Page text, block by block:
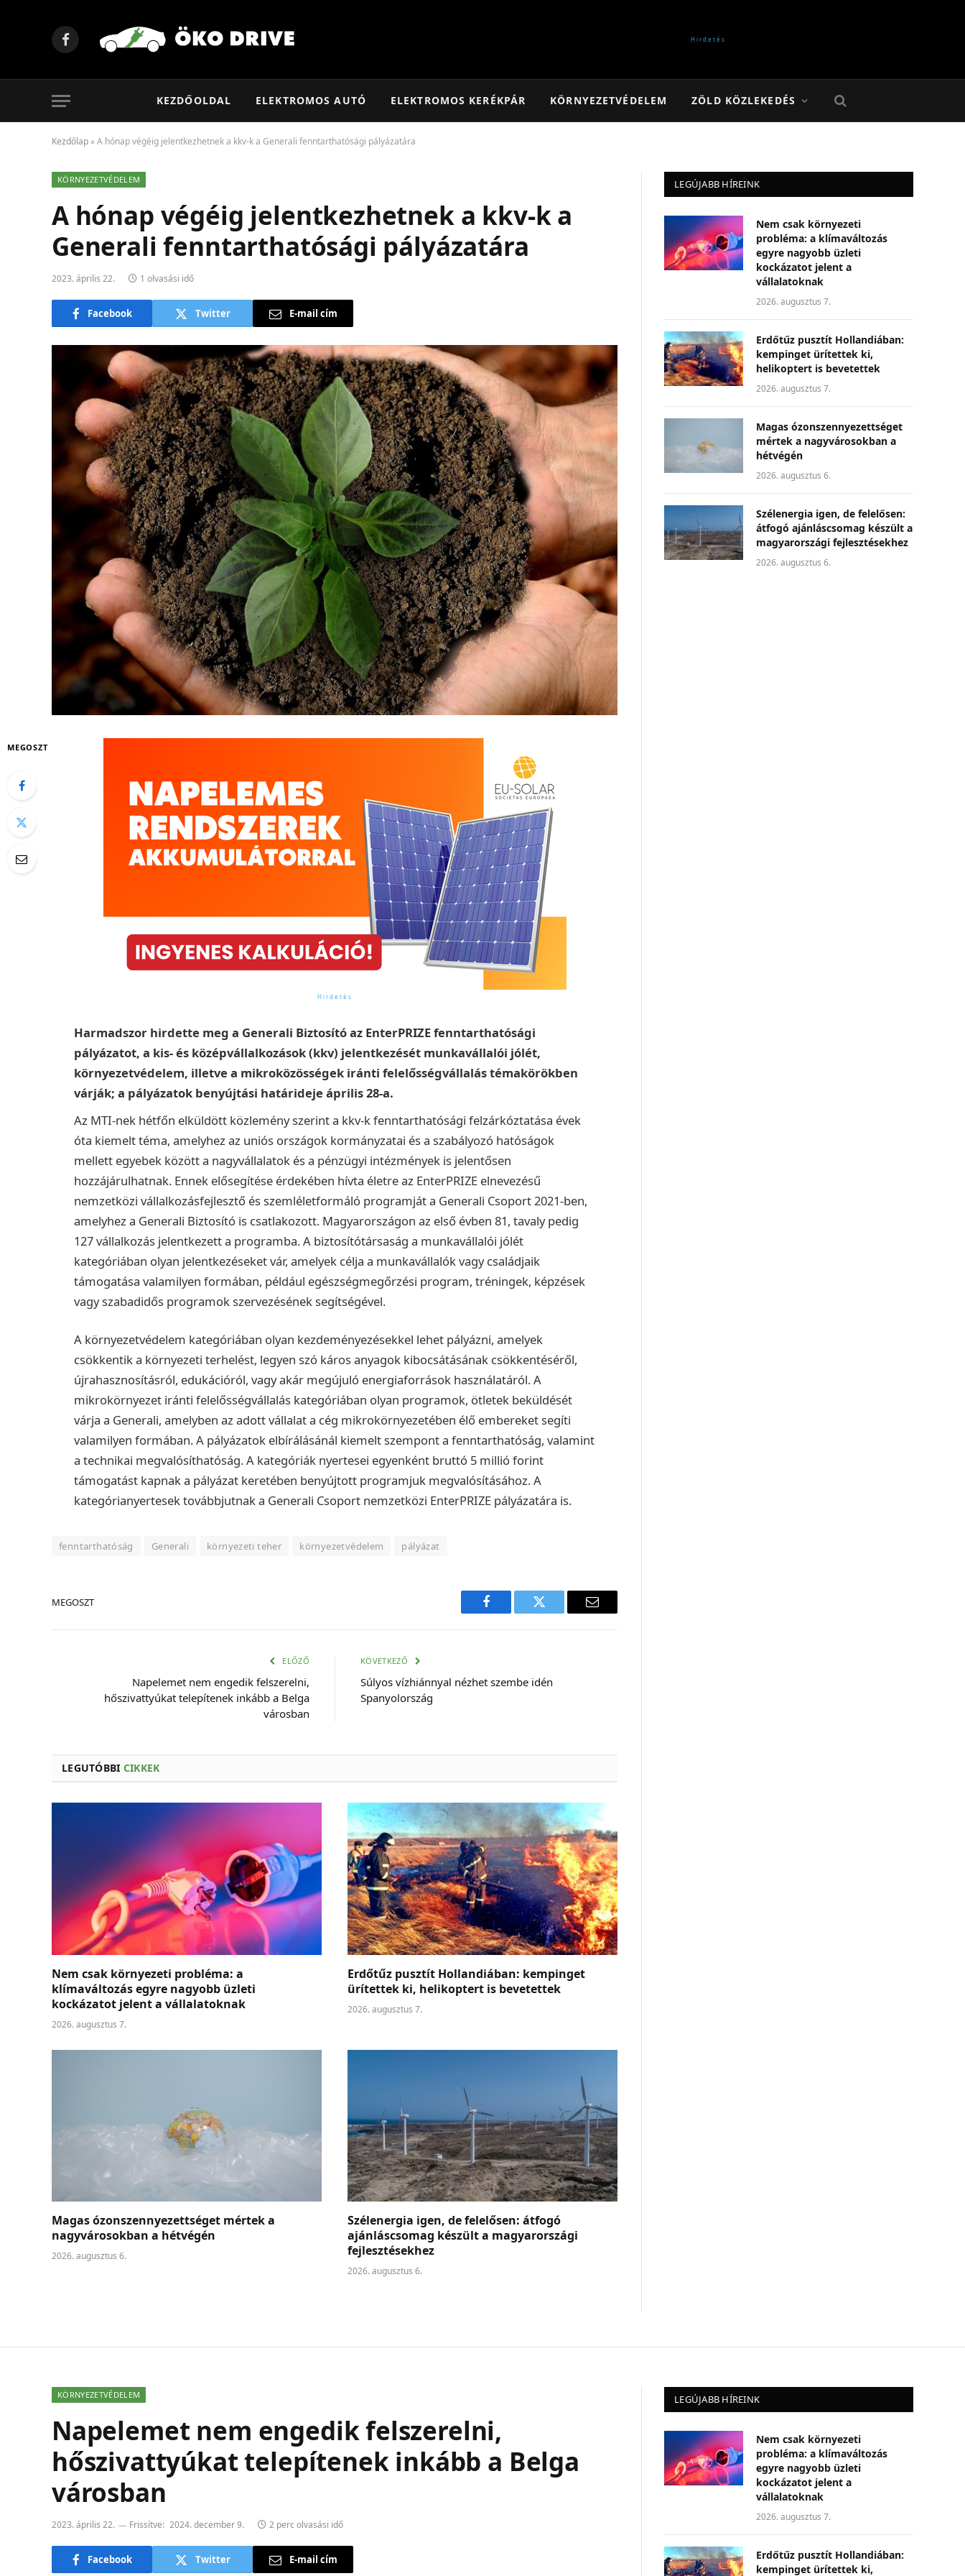
Facebook
KEZDŐOLDAL ELEKTROMOS AUTÓ ELEKTROMOS KERÉKPÁR KÖRNYEZETVÉDELEM ZÖLD KÖZLEKEDÉS
Kezdőlap »A hónap végéig jelentkezhetnek a kkv-k a Generali fenntarthatósági pályázatára
KÖRNYEZETVÉDELEM
A hónap végéig jelentkezhetnek a kkv-k a
Generali fenntarthatósági pályázatára
2023. április 22. 1 olvasási idő
Facebook Twitter E-mail cím
MEGOSZT
Harmadszor hirdette meg a Generali Biztosító az EnterPRIZE fenntarthatósági
pályázatot, a kis- és középvállalkozások (kkv) jelentkezését munkavállalói jólét,
környezetvédelem, illetve a mikroközösségek iránti felelősségvállalás témakörökben
várják; a pályázatok benyújtási határideje április 28-a.
Az MTI-nek hétfőn elküldött közlemény szerint a kkv-k fenntarthatósági felzárkóztatása évek
óta kiemelt téma, amelyhez az uniós országok kormányzatai és a szabályozó hatóságok
mellett egyebek között a nagyvállalatok és a pénzügyi intézmények is jelentősen
hozzájárulhatnak. Ennek elősegítése érdekében hívta életre az EnterPRIZE elnevezésű
nemzetközi vállalkozásfejlesztő és szemléletformáló programját a Generali Csoport 2021-ben,
amelyhez a Generali Biztosító is csatlakozott. Magyarországon az első évben 81, tavaly pedig
127 vállalkozás jelentkezett a programba. A biztosítótársaság a munkavállalói jólét
kategóriában olyan jelentkezéseket vár, amelyek célja a munkavállalók vagy családjaik
támogatása valamilyen formában, például egészségmegőrzési program, tréningek, képzések
vagy szabadidős programok szervezésének segítségével.
A környezetvédelem kategóriában olyan kezdeményezésekkel lehet pályázni, amelyek
csökkentik a környezeti terhelést, legyen szó káros anyagok kibocsátásának csökkentéséről,
újrahasznosításról, edukációról, vagy akár megújuló energiaforrások használatáról.A
mikrokörnyezet iránti felelősségvállalás kategóriában olyan programok, ötletek beküldését
várja a Generali, amelyben az adott vállalat a cég mikrokörnyezetében élő embereket segíti
valamilyen formában.A pályázatok elbírálásánál kiemelt szempont a fenntarthatóság, valamint
a technikai megvalósíthatóság. A kategóriák nyertesei egyenként bruttó 5 millió forint
támogatást kapnak a pályázat keretében benyújtott programjuk megvalósításához. A
kategórianyertesek továbbjutnak a Generali Csoport nemzetközi EnterPRIZE pályázatára is.
fenntarthatóság Generali környezeti teher környezetvédelem pályázat
MEGOSZT
Facebook Twitter
E-
ELŐZŐ
Napelemet nem engedik felszerelni,
hőszivattyúkat telepítenek inkább a Belga
városban
KÖVETKEZŐ
Súlyos vízhiánnyal nézhet szembe idén
Spanyolország
LEGUTÓBBI CIKKEK
Nem csak környezeti probléma: a
klímaváltozás egyre nagyobb üzleti
kockázatot jelent a vállalatoknak
2026. augusztus 7.
Erdőtűz pusztít Hollandiában: kempinget
ürítettek ki, helikoptert is bevetettek
2026. augusztus 7.
Magas ózonszennyezettséget mértek a
nagyvárosokban a hétvégén
2026. augusztus 6.
Szélenergia igen, de felelősen: átfogó
ajánláscsomag készült a magyarországi
fejlesztésekhez
2026. augusztus 6.
LEGÚJABB HÍREINK
Nem csak környezeti
probléma: a klímaváltozás
egyre nagyobb üzleti
kockázatot jelent a
vállalatoknak
2026. augusztus 7.
Erdőtűz pusztít Hollandiában:
kempinget ürítettek ki,
helikoptert is bevetettek
2026. augusztus 7.
Magas ózonszennyezettséget
mértek a nagyvárosokban a
hétvégén
2026. augusztus 6.
Szélenergia igen, de felelősen:
átfogó ajánláscsomag készült a
magyarországi fejlesztésekhez
2026. augusztus 6.
KÖRNYEZETVÉDELEM
Napelemet nem engedik felszerelni,
hőszivattyúkat telepítenek inkább a Belga
városban
2023. április 22. Frissítve: 2024. december 9. 2 perc olvasási idő
Facebook Twitter E-mail cím
LEGÚJABB HÍREINK
Nem csak környezeti
probléma: a klímaváltozás
egyre nagyobb üzleti
kockázatot jelent a
vállalatoknak
2026. augusztus 7.
Erdőtűz pusztít Hollandiában:
kempinget ürítettek ki,